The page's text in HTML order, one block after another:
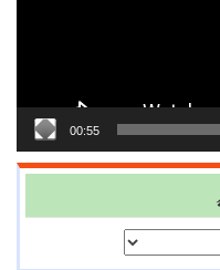
00:55